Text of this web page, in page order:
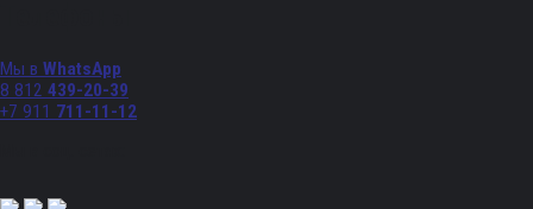
Мы в WhatsApp
8 812 439-20-39
+7 911 711-11-12